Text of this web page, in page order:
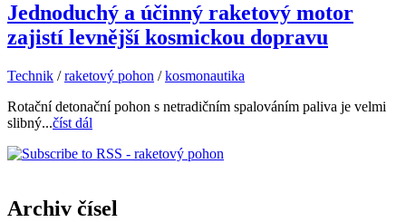
Jednoduchý a účinný raketový motor
zajistí levnější kosmickou dopravu
Technik /raketový pohon /kosmonautika
Rotační detonační pohon s netradičním spalováním paliva je velmi
slibný...číst dál
Archiv čísel